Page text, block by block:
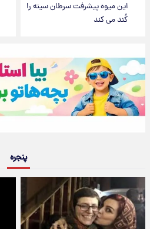
این میوه پیشرفت سرطان سینه را
کُند می کند
پنجره